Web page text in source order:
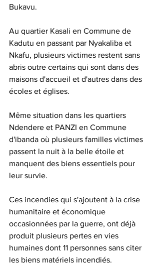
Bukavu.
Au quartier Kasali en Commune de
Kadutu en passant par Nyakaliba et
Nkafu, plusieurs victimes restent sans
abris outre certains qui sont dans des
maisons d'accueil et d'autres dans des
écoles et églises.
Même situation dans les quartiers
Ndendere et PANZI en Commune
d'ibanda où plusieurs familles victimes
passent la nuit à la belle étoile et
manquent des biens essentiels pour
leur survie.
Ces incendies qui s'ajoutent à la crise
humanitaire et économique
occasionnées par la guerre, ont déjà
produit plusieurs pertes en vies
humaines dont 11 personnes sans citer
les biens matériels incendiés.